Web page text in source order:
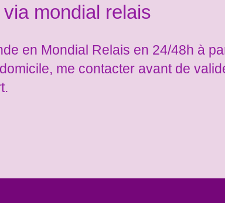
mondial relais
en Mondial Relais en 24/48h à
me contacter avant de